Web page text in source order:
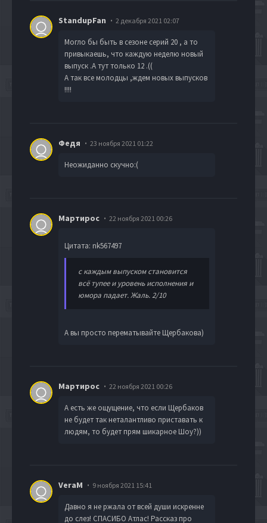
StandupFan 2 декабря 2021 02:07
Могло бы быть в сезоне серий 20 , а то
привыкаешь, что каждую неделю новый
выпуск .А тут только 12 .((
А так все молодцы ,ждем новых выпусков
!!!!
Федя 23 ноября 2021 01:22
Неожиданно скучно:(
Мартирос 22 ноября 2021 00:26
Цитата: nk567497
с каждым выпуском становится
всё тупее и уровень исполнения и
юмора падает. Жаль. 2/10
А вы просто перематывайте Щербакова)
Мартирос 22 ноября 2021 00:26
А есть же ощущение, что если Щербаков
не будет так неталантливо приставать к
людям, то будет прям шикарное Шоу?))
VeraМ 9 ноября 2021 15:41
Давно я не ржала от всей души искренне
до слез! СПАСИБО Атлас! Рассказ про